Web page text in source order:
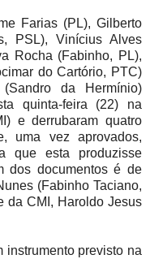
Farias (PL), Gilberto
PSL), Vinícius Alves
Rocha (Fabinho, PL),
do Cartório, PTC)
da Hermínio)
quinta-feira (22) na
e derrubaram quatro
uma vez aprovados,
que esta produzisse
dos documentos é de
(Fabinho Taciano,
da CMI, Haroldo Jesus
instrumento previsto na